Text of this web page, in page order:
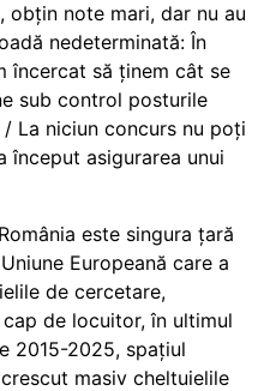
obțin note mari, dar nu au
nedeterminată: În
încercat să ținem cât se
sub control posturile
La niciun concurs nu poți
început asigurarea unui
este singura țară
Europeană care a
de cercetare,
de locuitor, în ultimul
2015-2025, spațiul
masiv cheltuielile